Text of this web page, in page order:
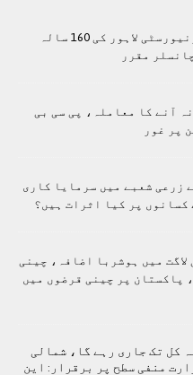
گورنمنٹ کالج یونیورسٹی لاہور کی 160 سالہ
مقرر
آنے کا معاملہ، پی سی بی
زرعی شعبے میں سرمایا کاری
پر کيا اثرات ہيں؟
ميں ہوشربا اضافہ، چينی
پاکستان پر چینی قرضوں ميں
کل تک جاری رہے گا، شمالی
منفی سطح پر برقرار: این